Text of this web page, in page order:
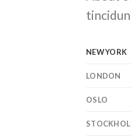
NEW YORK
LONDON
OSLO